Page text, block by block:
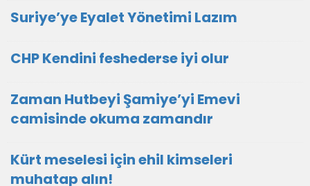
Suriye’ye Eyalet Yönetimi Lazım
CHP Kendini feshederse iyi olur
Zaman Hutbeyi Şamiye’yi Emevi
camisinde okuma zamandır
Kürt meselesi için ehil kimseleri
muhatap alın!